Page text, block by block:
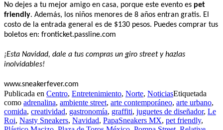
No dejes a tu mejor amigo en casa, porque este evento es pet
friendly. Además, los niños menores de 8 años entran gratis. El
costo de la entrada general es de $130 pesos. Puedes comprar tus
boletos en: fronticket.passline.com
¡Esta Navidad, dale a tus compras un giro street y hazlas
inolvidables!
www.sneakerfever.com
Publicada en Centro, Entretenimiento, Norte, NoticiasEtiquetada
como adrenalina, ambiente street, arte contemporáneo, arte urbano,
comida, creatividad, gastronomía, graffiti, juguetes de diseñador, Le
Roi, Nasty Sneakers, Navidad, PapaSneakers MX, pet friendly,